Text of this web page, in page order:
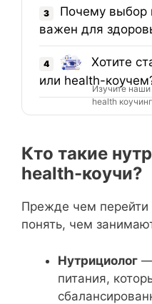
3
Почему выбор
важен для
4
Хотите
или health-
Изучите
health
Кто такие
health-коучи?
Прежде чем
понять, чем
Нутрициолог —
питания,